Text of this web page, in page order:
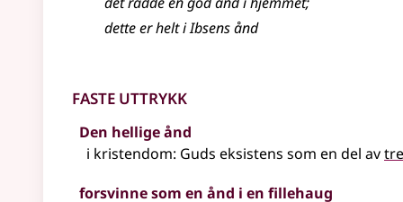
dette er helt i Ibsens ånd
Faste uttrykk
Den hellige ånd
i kristendom: Guds eksistens som en del av
forsvinne som en ånd i en fillehaug